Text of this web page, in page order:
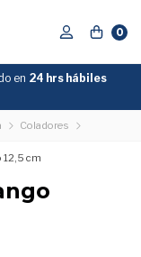
0
SOBRE
en 24 hrs hábiles
Coladores
12,5 cm